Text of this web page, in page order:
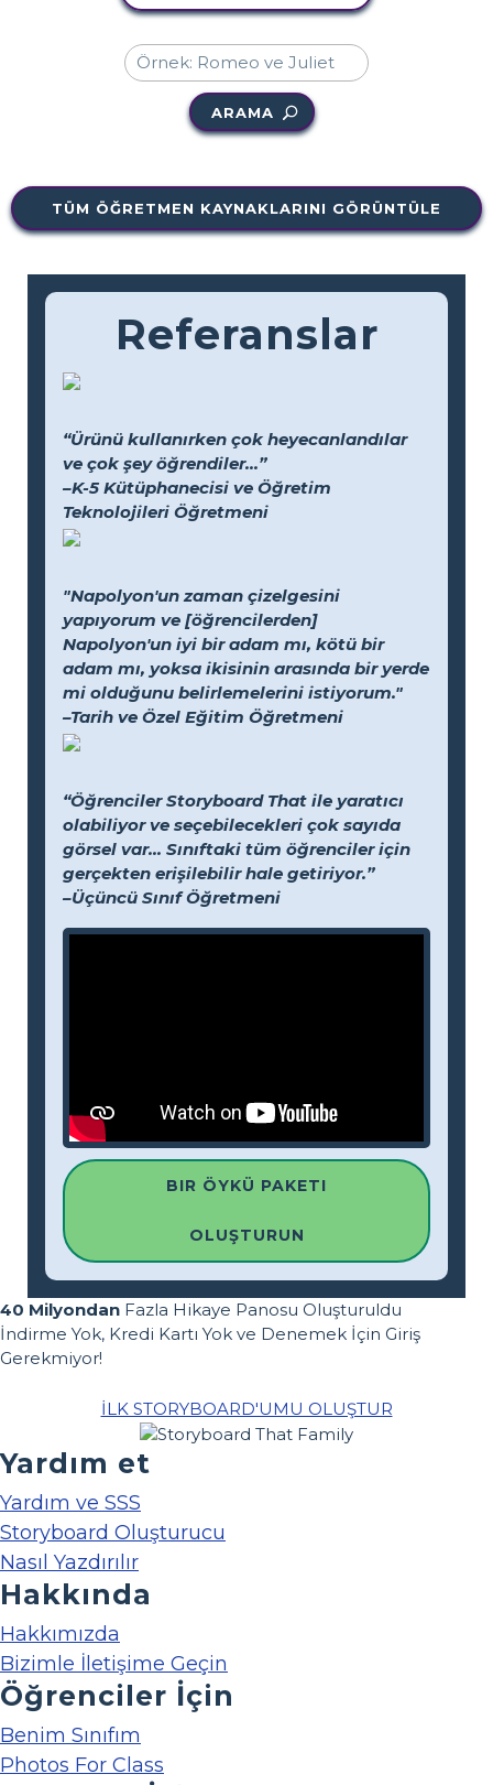
ARAMA
TÜM ÖĞRETMEN KAYNAKLARINI GÖRÜNTÜLE
Referanslar
“Ürünü kullanırken çok heyecanlandılar
ve çok şey öğrendiler...”
–K-5 Kütüphanecisi ve Öğretim
Teknolojileri Öğretmeni
"Napolyon'un zaman çizelgesini
yapıyorum ve [öğrencilerden]
Napolyon'un iyi bir adam mı, kötü bir
adam mı, yoksa ikisinin arasında bir yerde
mi olduğunu belirlemelerini istiyorum."
–Tarih ve Özel Eğitim Öğretmeni
“Öğrenciler Storyboard That ile yaratıcı
olabiliyor ve seçebilecekleri çok sayıda
görsel var... Sınıftaki tüm öğrenciler için
gerçekten erişilebilir hale getiriyor.”
–Üçüncü Sınıf Öğretmeni
BIR ÖYKÜ PAKETI
OLUŞTURUN
40 Milyondan Fazla Hikaye Panosu Oluşturuldu
İndirme Yok, Kredi Kartı Yok ve Denemek İçin Giriş
Gerekmiyor!
İLK STORYBOARD'UMU OLUŞTUR
Yardım et
Yardım ve SSS
Storyboard Oluşturucu
Nasıl Yazdırılır
Hakkında
Hakkımızda
Bizimle İletişime Geçin
Öğrenciler İçin
Benim Sınıfım
Photos For Class